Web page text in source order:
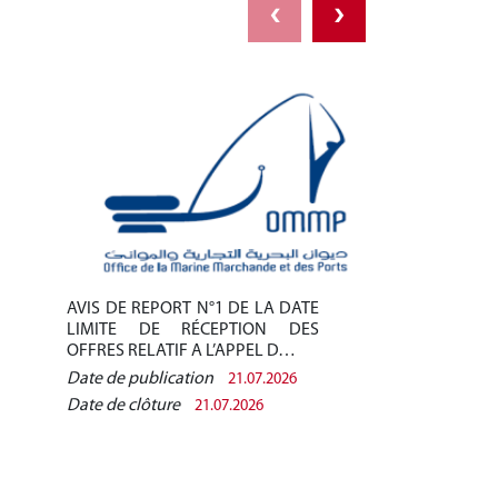
AVIS DE REPORT N°1 DE LA DATE
LIMITE DE RÉCEPTION DES
OFFRES RELATIF A L’APPEL D…
Date de publication
21.07.2026
Date de clôture 21.07.2026
‹ ›